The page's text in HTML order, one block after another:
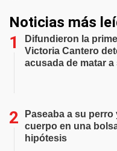
Noticias más
Difundieron la
Victoria Cantero
acusada de matar
Paseaba a su
cuerpo en una
hipótesis